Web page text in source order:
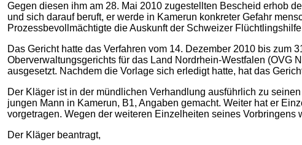
Gegen diesen ihm am 28. Mai 2010 zugestellten Bescheid erhob
und sich darauf beruft, er werde in Kamerun konkreter Gefahr
Prozessbevollmächtigte die Auskunft der Schweizer
Das Gericht hatte das Verfahren vom 14. Dezember 2010 bis
Oberverwaltungsgerichts für das Land Nordrhein-Westfalen (OVG
ausgesetzt. Nachdem die Vorlage sich erledigt hatte, hat das
Der Kläger ist in der mündlichen Verhandlung ausführlich zu
jungen Mann in Kamerun, B1, Angaben gemacht. Weiter hat er
vorgetragen. Wegen der weiteren Einzelheiten seines Vorbringens
Der Kläger beantragt,